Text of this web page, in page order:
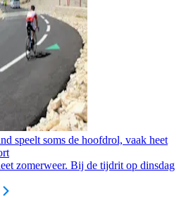
speelt soms de hoofdrol, vaak heet
zomerweer. Bij de tijdrit op dinsdag